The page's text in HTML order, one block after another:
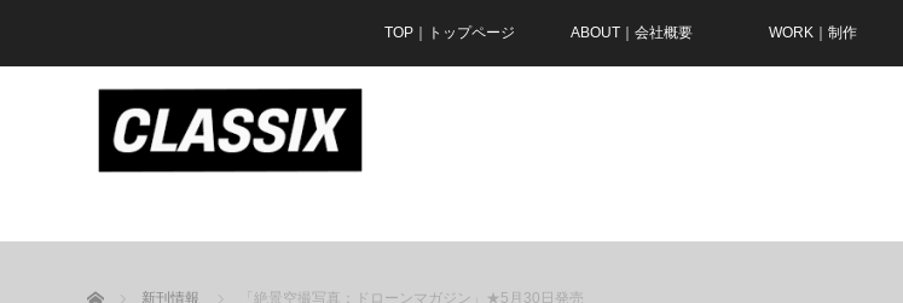
TOP｜トップページ ABOUT｜会社概要 WORK｜制作
ホーム 新刊情報 「絶景空撮写真：ドローンマガジン」★5月30日発売